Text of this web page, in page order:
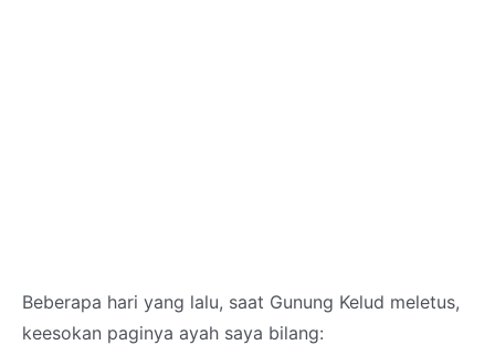
Beberapa hari yang lalu, saat Gunung Kelud meletus,
keesokan paginya ayah saya bilang: